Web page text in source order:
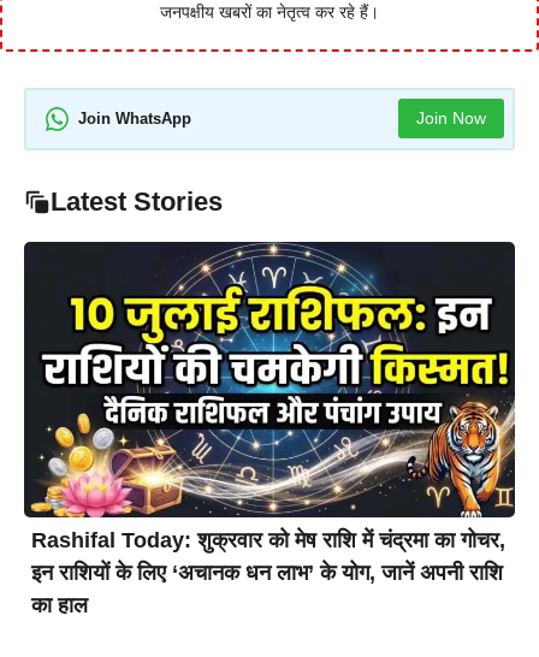
जनपक्षीय खबरों का नेतृत्व कर रहे हैं।
Join WhatsApp Join Now
Latest Stories
Rashifal Today: शुक्रवार को मेष राशि में चंद्रमा का गोचर,
इन राशियों के लिए ‘अचानक धन लाभ’ के योग, जानें अपनी राशि
का हाल